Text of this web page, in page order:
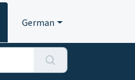
German